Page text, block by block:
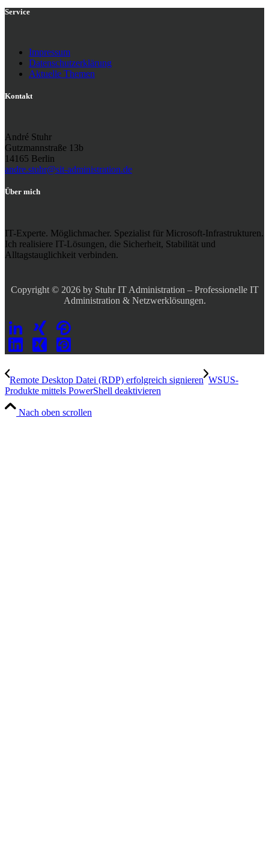
Service
Impressum
Datenschutzerklärung
Aktuelle Themen
Kontakt
André Stuhr
Gutzmannstraße 13b
14165 Berlin
andre.stuhr@sit-administration.de
Über mich
IT-Experte. Möglichmacher. Spezialist für Microsoft-Infrastrukturen.
Ich realisiere IT-Lösungen, die Sicherheit, Stabilität und
Alltagstauglichkeit verbinden.
Copyright © 2026 by Stuhr IT Administration – Professionelle IT
Administration & Netzwerklösungen.
Remote Desktop Datei (RDP) erfolgreich signieren WSUS-
Produkte mittels PowerShell deaktivieren
Nach oben scrollen